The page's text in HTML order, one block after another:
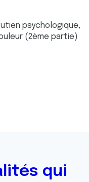
psychologique,
(2ème partie)
qui